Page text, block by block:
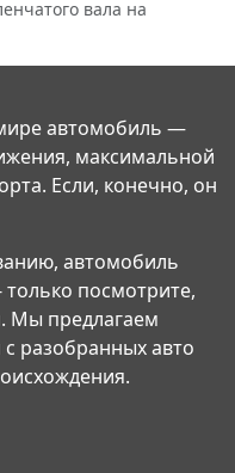
вала на
автомобиль —
максимальной
Если, конечно, он
автомобиль
посмотрите,
Мы предлагаем
разобранных авто